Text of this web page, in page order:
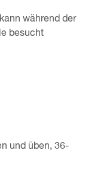
während der
besucht
und üben, 36-